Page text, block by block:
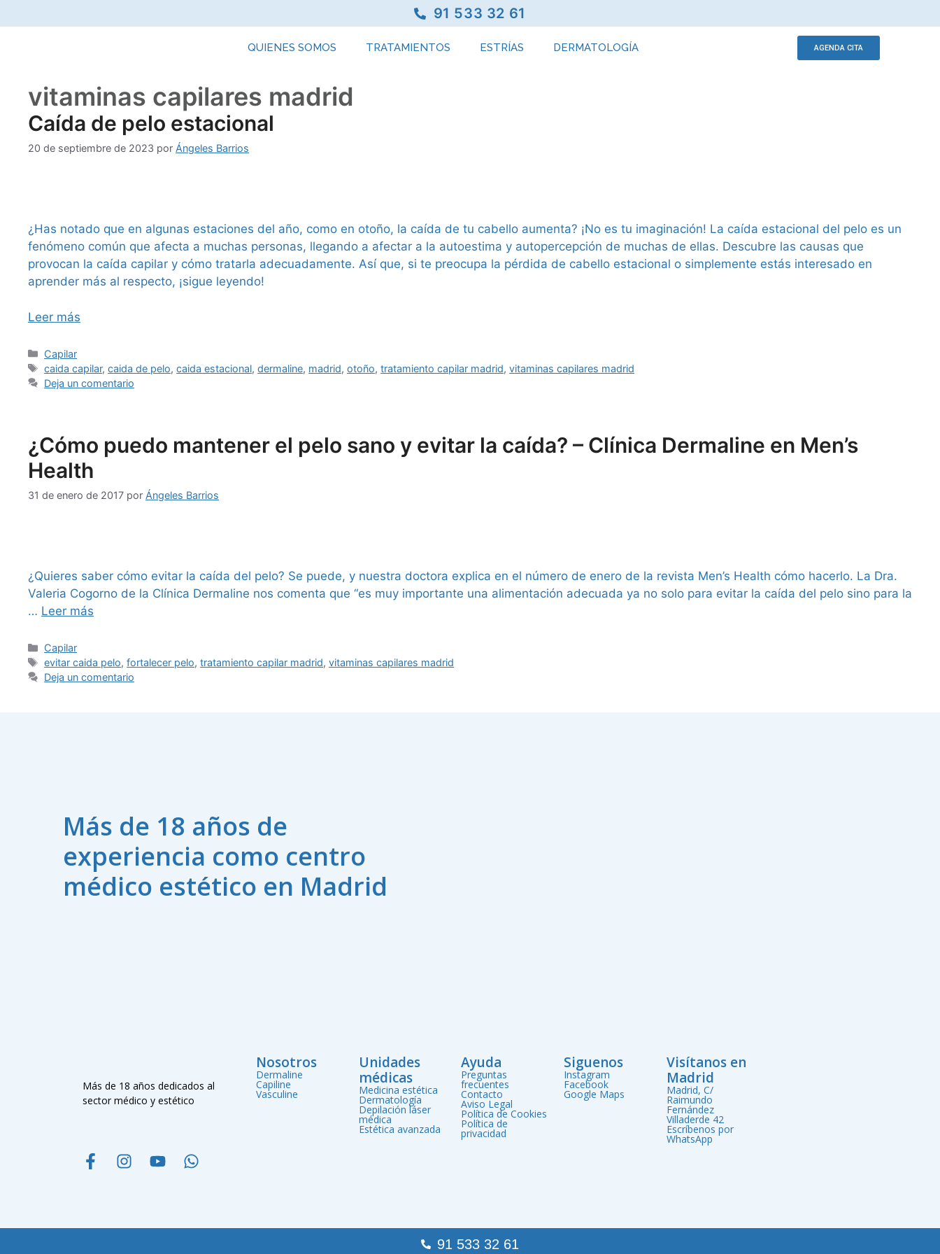
91 533 32 61
QUIENES SOMOS TRATAMIENTOS ESTRÍAS DERMATOLOGÍA AGENDA CITA
vitaminas capilares madrid
Caída de pelo estacional
20 de septiembre de 2023 por Ángeles Barrios
¿Has notado que en algunas estaciones del año, como en otoño, la caída de tu cabello aumenta? ¡No es tu imaginación! La caída estacional del pelo es un
fenómeno común que afecta a muchas personas, llegando a afectar a la autoestima y autopercepción de muchas de ellas. Descubre las causas que
provocan la caída capilar y cómo tratarla adecuadamente. Así que, si te preocupa la pérdida de cabello estacional o simplemente estás interesado en
aprender más al respecto, ¡sigue leyendo!
Leer más
Capilar
caida capilar,caida de pelo,caida estacional,dermaline, madrid,otoño,tratamiento capilar madrid,vitaminas capilares madrid
Deja un comentario
¿Cómo puedo mantener el pelo sano y evitar la caída? – Clínica Dermaline en Men’s
Health
31 de enero de 2017 por Ángeles Barrios
¿Quieres saber cómo evitar la caída del pelo? Se puede, y nuestra doctora explica en el número de enero de la revista Men’s Health cómo hacerlo. La Dra.
Valeria Cogorno de la Clínica Dermaline nos comenta que “es muy importante una alimentación adecuada ya no solo para evitar la caída del pelo sino para la
… Leer más
Capilar
evitar caida pelo,fortalecer pelo,tratamiento capilar madrid,vitaminas capilares madrid
Deja un comentario
Más de 18 años de
experiencia como centro
médico estético en Madrid
Más de 18 años dedicados al
sector médico y estético
Nosotros
Dermaline
Capiline
Vasculine
Unidades
médicas
Medicina estética
Dermatología
Depilación láser
médica
Estética avanzada
Ayuda
Preguntas
frecuentes
Contacto
Aviso Legal
Política de Cookies
Política de
privacidad
Siguenos
Instagram
Facebook
Google Maps
Visítanos en
Madrid
Madrid, C/
Raimundo
Fernández
Villaderde 42
Escríbenos por
WhatsApp
91 533 32 61